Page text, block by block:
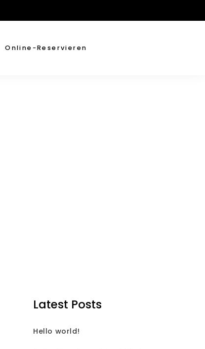
Online-Reservieren
Latest Posts
Hello world!